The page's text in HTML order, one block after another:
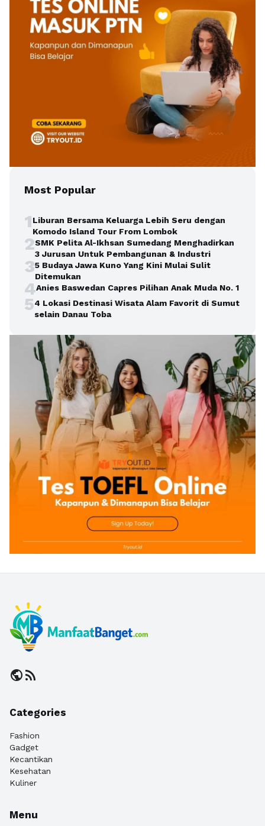
Most Popular
1Liburan Bersama Keluarga Lebih Seru dengan
Komodo Island Tour From Lombok
2SMK Pelita Al-Ikhsan Sumedang Menghadirkan
3 Jurusan Untuk Pembangunan & Industri
35 Budaya Jawa Kuno Yang Kini Mulai Sulit
Ditemukan
4Anies Baswedan Capres Pilihan Anak Muda No. 1
54 Lokasi Destinasi Wisata Alam Favorit di Sumut
selain Danau Toba
publicrss_feed
Categories
Fashion
Gadget
Kecantikan
Kesehatan
Kuliner
Menu